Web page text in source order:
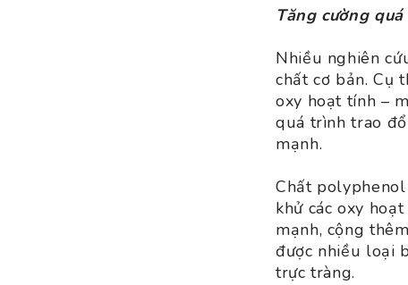
Tăng cường
Nhiều nghiên
chất cơ bản. Cụ
oxy hoạt tính –
quá trình trao
mạnh.
Chất
khử các oxy
mạnh, cộng
được nhiều loại
trực tràng.